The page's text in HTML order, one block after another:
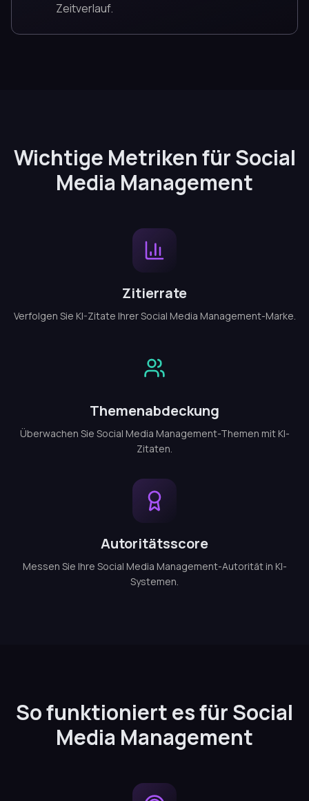
Zeitverlauf.
Wichtige Metriken für Social
Media Management
Zitierrate
Verfolgen Sie KI-Zitate Ihrer Social Media Management-Marke.
Themenabdeckung
Überwachen Sie Social Media Management-Themen mit KI-
Zitaten.
Autoritätsscore
Messen Sie Ihre Social Media Management-Autorität in KI-
Systemen.
So funktioniert es für Social
Media Management